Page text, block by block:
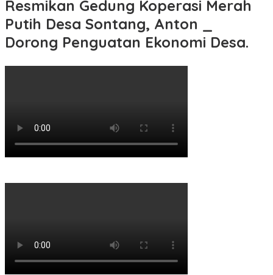
Resmikan Gedung Koperasi Merah
Putih Desa Sontang, Anton _
Dorong Penguatan Ekonomi Desa.